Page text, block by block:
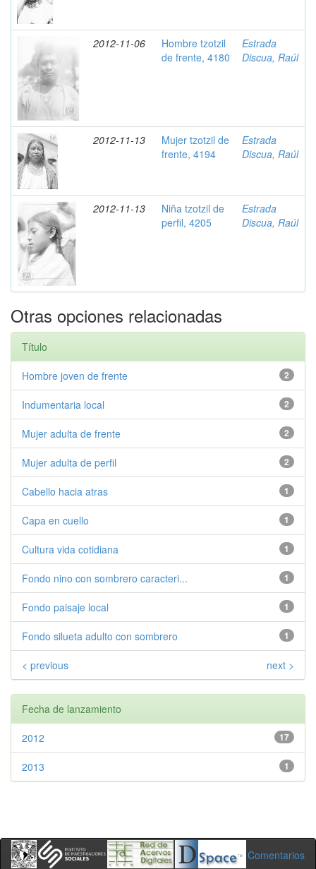
2012-11-06
Hombre tzotzil
de frente, 4180
Estrada
Discua, Raúl
2012-11-13
Mujer tzotzil de
frente, 4194
Estrada
Discua, Raúl
2012-11-13
Niña tzotzil de
perfil, 4205
Estrada
Discua, Raúl
Otras opciones relacionadas
Título
2
Hombre joven de frente
2
Indumentaria local
2
Mujer adulta de frente
2
Mujer adulta de perfil
1
Cabello hacia atras
1
Capa en cuello
1
Cultura vida cotidiana
1
Fondo nino con sombrero caracteri...
1
Fondo paisaje local
1
Fondo silueta adulto con sombrero
< previous next >
Fecha de lanzamiento
17
2012
1
2013
Comentarios